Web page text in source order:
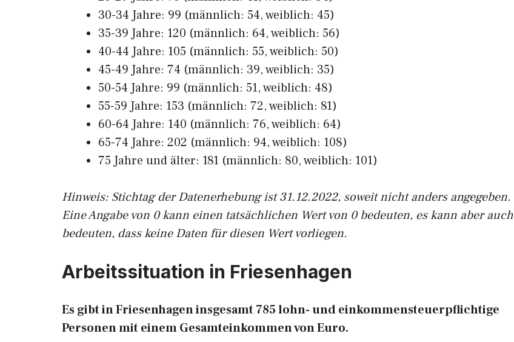
30-34 Jahre: 99 (männlich: 54, weiblich: 45)
35-39 Jahre: 120 (männlich: 64, weiblich: 56)
40-44 Jahre: 105 (männlich: 55, weiblich: 50)
45-49 Jahre: 74 (männlich: 39, weiblich: 35)
50-54 Jahre: 99 (männlich: 51, weiblich: 48)
55-59 Jahre: 153 (männlich: 72, weiblich: 81)
60-64 Jahre: 140 (männlich: 76, weiblich: 64)
65-74 Jahre: 202 (männlich: 94, weiblich: 108)
75 Jahre und älter: 181 (männlich: 80, weiblich: 101)
Hinweis: Stichtag der Datenerhebung ist 31.12.2022, soweit nicht anders angegeben.
Eine Angabe von 0 kann einen tatsächlichen Wert von 0 bedeuten, es kann aber auch
bedeuten, dass keine Daten für diesen Wert vorliegen.
Arbeitssituation in Friesenhagen
Es gibt in Friesenhagen insgesamt 785 lohn- und einkommensteuerpflichtige
Personen mit einem Gesamteinkommen von Euro.